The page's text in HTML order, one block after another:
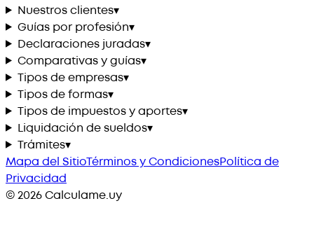
Nuestros clientes▾
Guías por profesión▾
Declaraciones juradas▾
Comparativas y guías▾
Tipos de empresas▾
Tipos de formas▾
Tipos de impuestos y aportes▾
Liquidación de sueldos▾
Trámites▾
Mapa del SitioTérminos y CondicionesPolítica de
Privacidad
©2026Calculame.uy